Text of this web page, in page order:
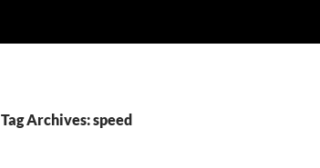
Tag Archives: speed